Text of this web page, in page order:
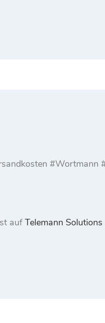
#Wortmann
aufTelemann Solutions